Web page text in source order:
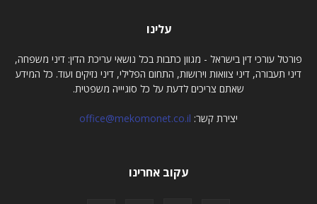
עלינו
פורטל עורכי דין בישראל - מגוון כתבות בכל נושאי עריכת הדין: דיני משפחה,
דיני תעבורה, דיני צוואות וירושות, התחום הפלילי, דיני נזיקים ועוד. כל המידע
שאתם צריכים לדעת על כל סוגיייה משפטית.
יצירת קשר: office@mekomonet.co.il
עקוב אחרינו